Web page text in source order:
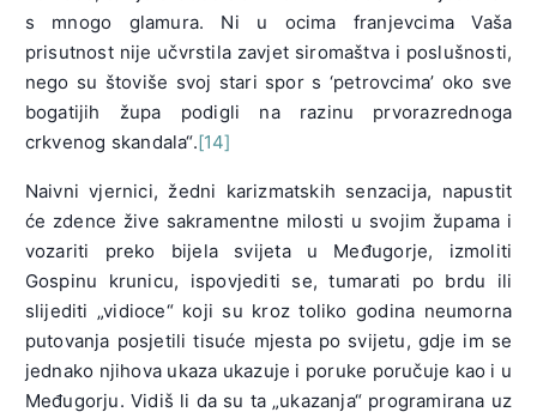
s mnogo glamura. Ni u ocima franjevcima Vaša
prisutnost nije učvrstila zavjet siromaštva i poslušnosti,
nego su štoviše svoj stari spor s ‘petrovcima’ oko sve
bogatijih župa podigli na razinu prvorazrednoga
crkvenog skandala“.[14]
Naivni vjernici, žedni karizmatskih senzacija, napustit
će zdence žive sakramentne milosti u svojim župama i
vozariti preko bijela svijeta u Međugorje, izmoliti
Gospinu krunicu, ispovjediti se, tumarati po brdu ili
slijediti „vidioce“ koji su kroz toliko godina neumorna
putovanja posjetili tisuće mjesta po svijetu, gdje im se
jednako njihova ukaza ukazuje i poruke poručuje kao i u
Međugorju. Vidiš li da su ta „ukazanja“ programirana uz